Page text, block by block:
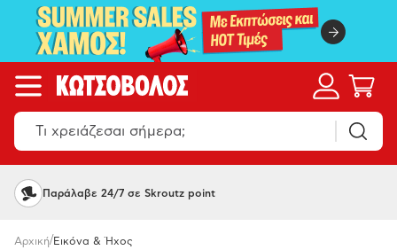
Παράλαβε 24/7 σε Skroutz point
Αρχική/Εικόνα & Ήχος